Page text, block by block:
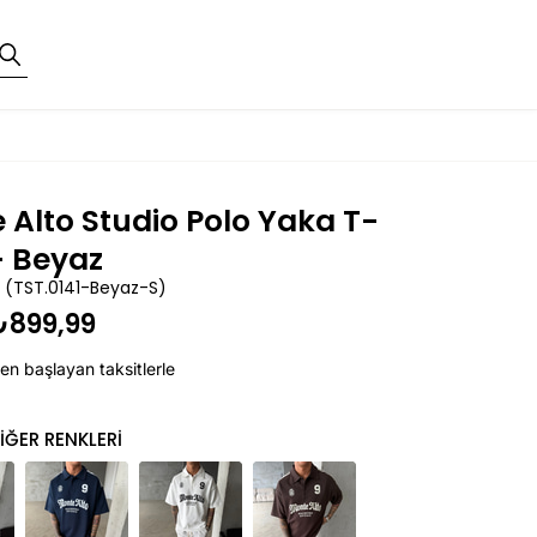
Alto Studio Polo Yaka T-
(TST.0141-Beyaz-S)
başlayan taksitlerle